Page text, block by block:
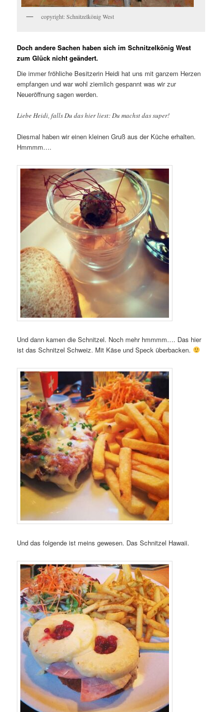
copyright: Schnitzelkönig West
Doch andere Sachen haben sich im Schnitzelkönig West
zum Glück nicht geändert.
Die immer fröhliche Besitzerin Heidi hat uns mit ganzem Herzen
empfangen und war wohl ziemlich gespannt was wir zur
Neueröffnung sagen werden.
Liebe Heidi, falls Du das hier liest: Du machst das super!
Diesmal haben wir einen kleinen Gruß aus der Küche erhalten.
Hmmmm….
Und dann kamen die Schnitzel. Noch mehr hmmmm…. Das hier
ist das Schnitzel Schweiz. Mit Käse und Speck überbacken.
Und das folgende ist meins gewesen. Das Schnitzel Hawaii.